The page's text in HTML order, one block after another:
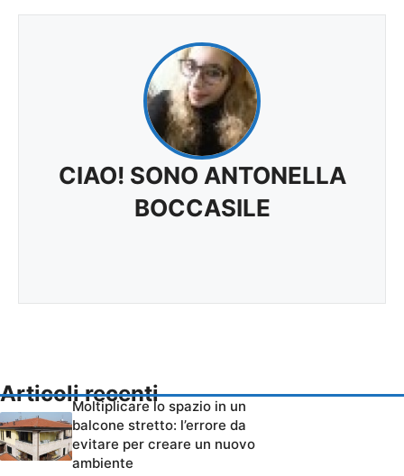
CIAO! SONO ANTONELLA
BOCCASILE
Articoli recenti
Moltiplicare lo spazio in un
balcone stretto: l’errore da
evitare per creare un nuovo
ambiente